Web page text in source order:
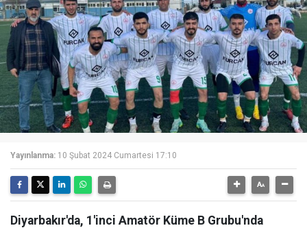
Yayınlanma: 10 Şubat 2024 Cumartesi 17:10
Diyarbakır'da, 1'inci Amatör Küme B Grubu'nda